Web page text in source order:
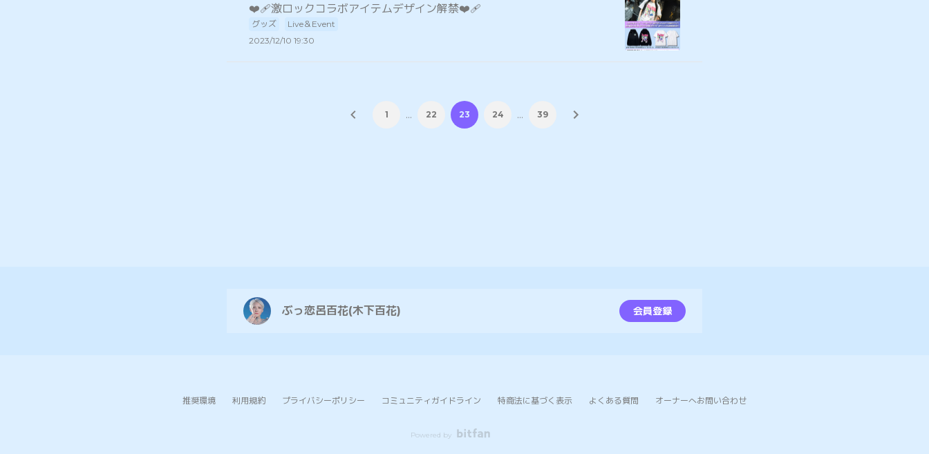
❤️‍🩹激ロックコラボアイテムデザイン解禁❤️‍🩹
グッズ
Live＆Event
2023/12/10 19:30
1 … 22 23 24 … 39
ぶっ恋呂百花(木下百花) 会員登録
推奨環境 利用規約 プライバシーポリシー コミュニティガイドライン 特商法に基づく表示 よくある質問 オーナーへお問い合わせ
Powered by